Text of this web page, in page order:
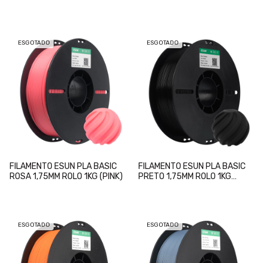
ESGOTADO
FILAMENTO ESUN PLA BASIC
ROSA 1,75MM ROLO 1KG (PINK)
ESGOTADO
FILAMENTO ESUN PLA BASIC
PRETO 1,75MM ROLO 1KG
ESGOTADO ESGOTADO